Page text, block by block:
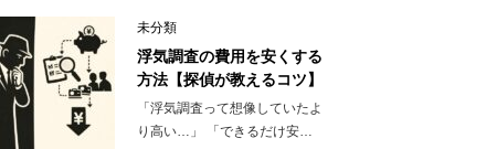
未分類
浮気調査の費用を安くする
方法【探偵が教えるコツ】
「浮気調査って想像していたよ
り高い…」 「できるだけ安…